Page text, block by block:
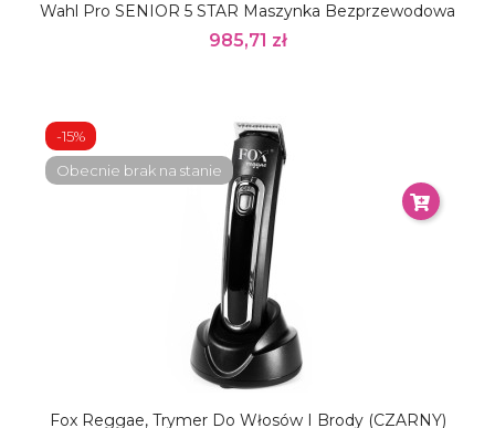
Wahl Pro SENIOR 5 STAR Maszynka Bezprzewodowa
985,71 zł
Fox Reggae, Trymer Do Włosów I Brody (CZARNY)
-15%
Obecnie brak na stanie